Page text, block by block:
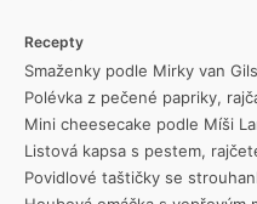
Recepty
Smaženky podle Mirky van
Polévka z pečené papriky,
Mini cheesecake podle Míši
Listová kapsa s pestem,
Povidlové taštičky se